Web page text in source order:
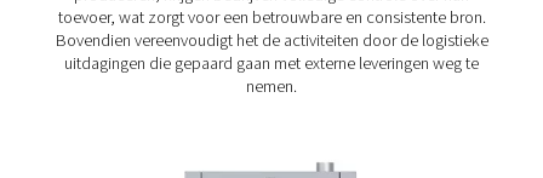
Wat zijn de voordelen